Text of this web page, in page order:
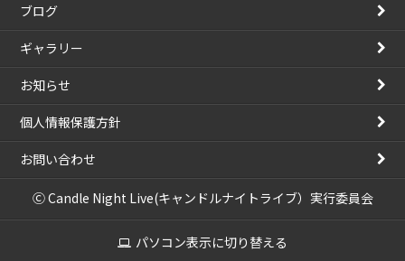
ブログ
ギャラリー
お知らせ
個人情報保護方針
お問い合わせ
Ⓒ Candle Night Live(キャンドルナイトライブ）実行委員会
パソコン表示に切り替える